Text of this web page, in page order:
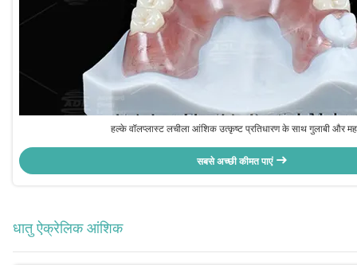
हल्के वॉलप्लास्ट लचीला आंशिक उत्कृष्ट प्रतिधारण के साथ गुलाबी और
सबसे अच्छी कीमत पाएं
धातु ऐक्रेलिक आंशिक